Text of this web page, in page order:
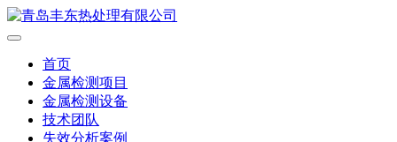
首页
金属检测项目
金属检测设备
技术团队
失效分析案例